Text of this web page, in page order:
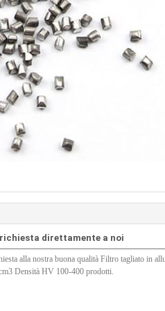
direttamente a noi